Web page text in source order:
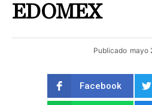
EDOMEX
Publicado mayo
Facebook